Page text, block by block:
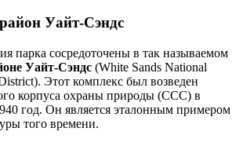
Уайт-Сэндс
парка сосредоточены в так называемом
Уайт-Сэндс (White Sands National
Этот комплекс был возведен
корпуса охраны природы (CCC) в
год. Он является эталонным примером
того времени.